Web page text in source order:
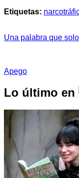
Etiquetas:
Una palabra que
Apego
Lo último en